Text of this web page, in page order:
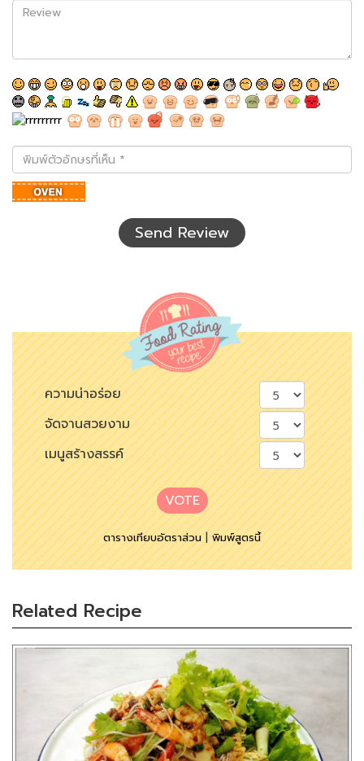
Review
พิมพ์
ตัว
อักษร
ที่
Send Review
ความน่าอร่อย
จัดจานสวยงาม
เมนูสร้างสรรค์
VOTE
ตารางเทียบอัตราส่วน|พิมพ์สูตรนี้
Related Recipe